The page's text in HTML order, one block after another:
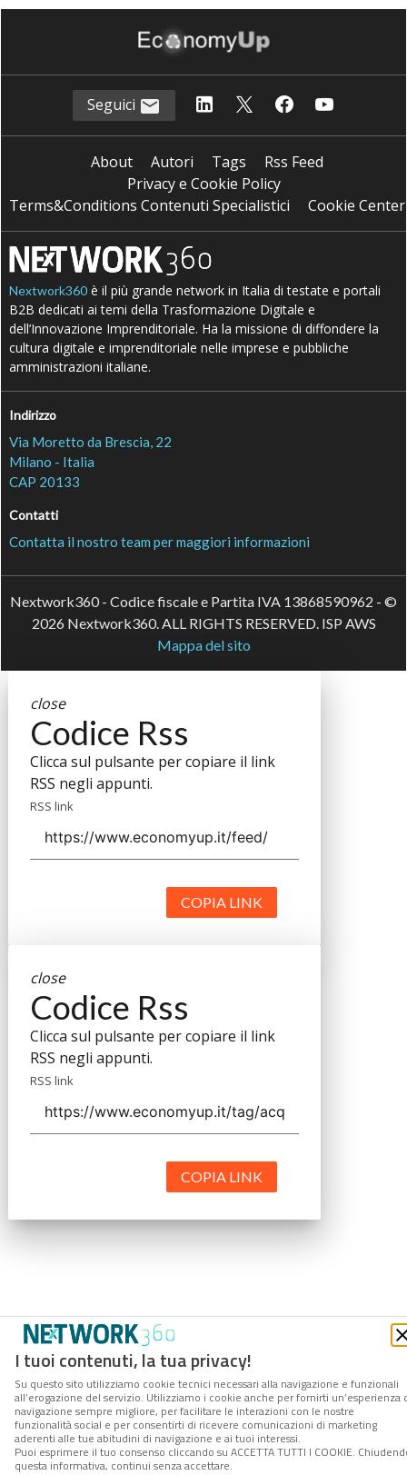
I tuoi contenuti, la tua privacy!
Su questo sito utilizziamo cookie tecnici necessari alla navigazione e funzionali
all’erogazione del servizio. Utilizziamo i cookie anche per fornirti un’esperienza
navigazione sempre migliore, per facilitare le interazioni con le nostre
funzionalità social e per consentirti di ricevere comunicazioni di marketing
aderenti alle tue abitudini di navigazione e ai tuoi interessi.
Puoi esprimere il tuo consenso cliccando su ACCETTA TUTTI I COOKIE.
questa informativa, continui senza accettare.
Seguici
About Autori Tags
Rss Feed
Privacy e Cookie Policy
Terms&Conditions Contenuti Specialistici
Cookie Center
Nextwork360 è il più grande network in Italia di testate e portali
B2B dedicati ai temi della Trasformazione Digitale e
dell’Innovazione Imprenditoriale. Ha la missione di diffondere la
cultura digitale e imprenditoriale nelle imprese e pubbliche
amministrazioni italiane.
Indirizzo
Via Moretto da Brescia, 22
Milano - Italia
CAP 20133
Contatti
Contatta il nostro team per maggiori informazioni
Nextwork360 - Codice fiscale e Partita IVA 13868590962 - ©
2026 Nextwork360. ALL RIGHTS RESERVED. ISP AWS
Mappa del sito
close
Codice Rss
Clicca sul pulsante per copiare il link
RSS negli appunti.
RSS link
COPIA LINK
close
Codice Rss
Clicca sul pulsante per copiare il link
RSS negli appunti.
RSS link
COPIA LINK